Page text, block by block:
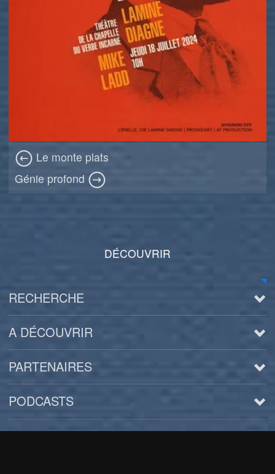
Le monte plats
Génie profond
DÉCOUVRIR
RECHERCHE
A DÉCOUVRIR
PARTENAIRES
PODCASTS